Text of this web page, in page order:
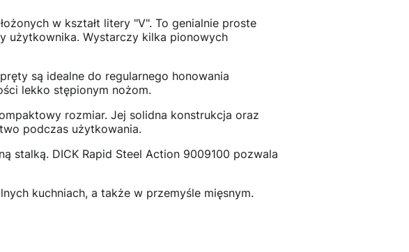
w kształt litery "V". To genialnie proste
użytkownika. Wystarczy kilka pionowych
są idealne do regularnego honowania
lekko stępionym nożom.
rozmiar. Jej solidna konstrukcja oraz
podczas użytkowania.
stalką. DICK Rapid Steel Action 9009100 pozwala
kuchniach, a także w przemyśle mięsnym.